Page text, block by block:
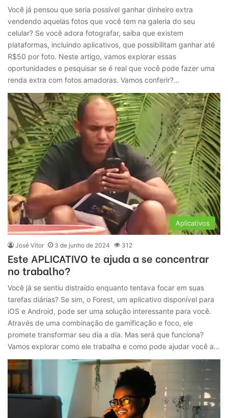
Você já pensou que seria possível ganhar dinheiro extra
vendendo aquelas fotos que você tem na galeria do seu
celular? Se você adora fotografar, saiba que existem
plataformas, incluindo aplicativos, que possibilitam ganhar até
R$50 por foto. Neste artigo, vamos explorar essas
oportunidades e pesquisar se é real que você pode fazer uma
renda extra com fotos amadoras. Vamos conferir?…
Aplicativos
José Vitor 3 de junho de 2024 312
Este APLICATIVO te ajuda a se concentrar
no trabalho?
Você já se sentiu distraído enquanto tentava focar em suas
tarefas diárias? Se sim, o Forest, um aplicativo disponível para
iOS e Android, pode ser uma solução interessante para você.
Através de uma combinação de gamificação e foco, ele
promete transformar seu dia a dia. Mas será que funciona?
Vamos explorar como ele trabalha e como pode ajudar você a…